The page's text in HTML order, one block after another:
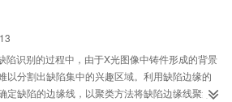
陷识别的过程中，由于X光图像中铸件形成的背景
以分割出缺陷集中的兴趣区域。利用缺陷边缘的
定缺陷的边缘线，以聚类方法将缺陷边缘线聚集